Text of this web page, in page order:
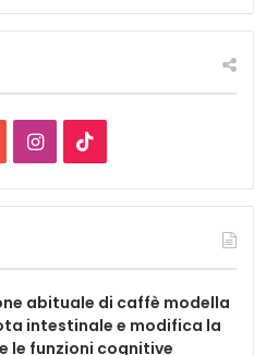
I
n
t
a
i
T
o
abituale di caffè modella
intestinale e modifica la
le funzioni cognitive